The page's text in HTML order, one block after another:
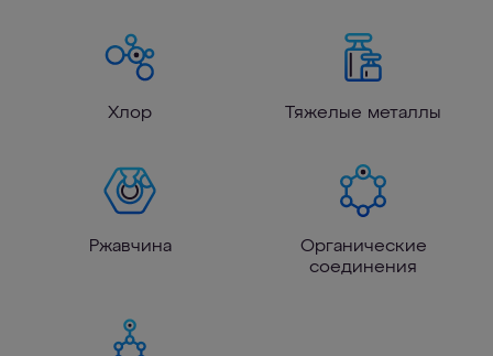
Хлор Тяжелые металлы
Ржавчина
Органические
соединения